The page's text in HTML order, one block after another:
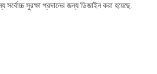
সুরক্ষা প্রদানের জন্য ডিজাইন করা হয়েছে.